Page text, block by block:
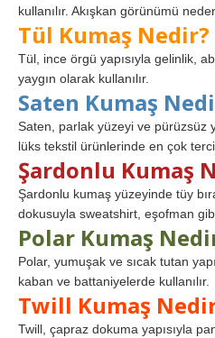
kullanılır. Akışkan görünümü
Tül Kumaş Nedir?
Tül, ince örgü yapısıyla gelinlik,
yaygın olarak kullanılır.
Saten Kumaş
Saten, parlak yüzeyi ve pürüzsüz
lüks tekstil ürünlerinde en çok
Şardonlu Kumaş
Şardonlu kumaş yüzeyinde tüy
dokusuyla sweatshirt, eşofman
Polar Kumaş
Polar, yumuşak ve sıcak tutan
kaban ve battaniyelerde kullanılır.
Twill Kumaş
Twill, çapraz dokuma yapısıyla